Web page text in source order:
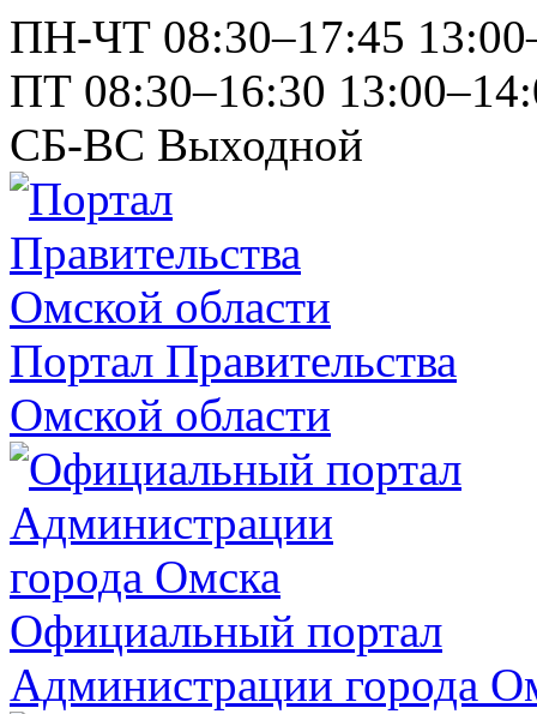
ПН-ЧТ 08:30–17:45
ПТ 08:30–16:30
СБ-ВС Выходной
Портал Правительства
Омской области
Официальный портал
Администрации города